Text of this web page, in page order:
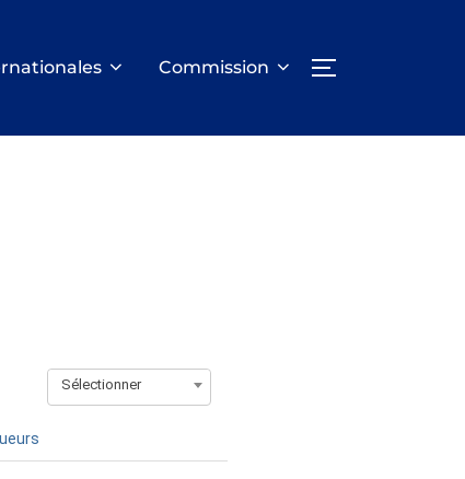
Commission PERMUTER
Sélectionner